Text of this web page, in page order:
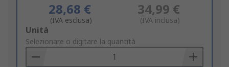
28,68 €
(IVA esclusa)
34,99 €
(IVA inclusa)
Add
to
Basket
Unità
Selezionare o digitare la quantità